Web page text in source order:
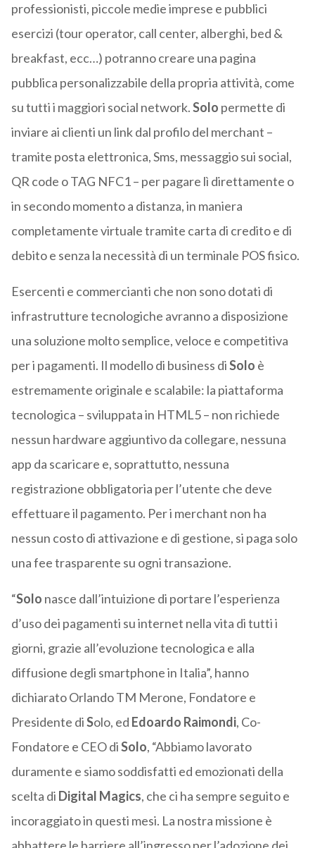
professionisti, piccole medie imprese e pubblici
esercizi (tour operator, call center, alberghi, bed &
breakfast, ecc…) potranno creare una pagina
pubblica personalizzabile della propria attività, come
su tutti i maggiori social network.Solo permette di
inviare ai clienti un link dal profilo del merchant –
tramite posta elettronica, Sms, messaggio sui social,
QR code o TAG NFC1 – per pagare lì direttamente o
in secondo momento a distanza, in maniera
completamente virtuale tramite carta di credito e di
debito e senza la necessità di un terminale POS fisico.
Esercenti e commercianti che non sono dotati di
infrastrutture tecnologiche avranno a disposizione
una soluzione molto semplice, veloce e competitiva
per i pagamenti. Il modello di business diSolo è
estremamente originale e scalabile: la piattaforma
tecnologica – sviluppata in HTML5 – non richiede
nessun hardware aggiuntivo da collegare, nessuna
app da scaricare e, soprattutto, nessuna
registrazione obbligatoria per l’utente che deve
effettuare il pagamento. Per i merchant non ha
nessun costo di attivazione e di gestione, si paga solo
una fee trasparente su ogni transazione.
“Solo nasce dall’intuizione di portare l’esperienza
d’uso dei pagamenti su internet nella vita di tutti i
giorni, grazie all’evoluzione tecnologica e alla
diffusione degli smartphone in Italia”, hanno
dichiarato Orlando TM Merone, Fondatore e
Presidente diSolo, ed Edoardo Raimondi, Co-
Fondatore e CEO diSolo, “Abbiamo lavorato
duramente e siamo soddisfatti ed emozionati della
scelta di Digital Magics, che ci ha sempre seguito e
incoraggiato in questi mesi. La nostra missione è